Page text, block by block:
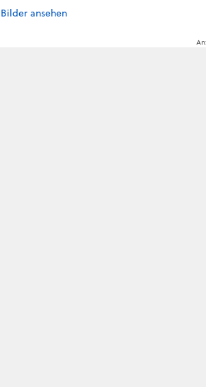
ansehen